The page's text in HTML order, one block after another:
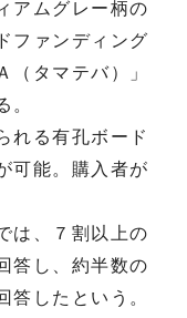
アムグレー柄の
ファンディング
（タマテバ）」
。
れる有孔ボード
可能。購入者が
は、７割以上の
答し、約半数の
答したという。